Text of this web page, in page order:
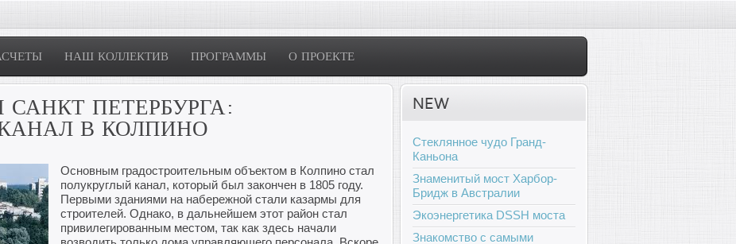
НАШ КОЛЛЕКТИВ ПРОГРАММЫ О ПРОЕКТЕ
ПЕТЕРБУРГА:
В КОЛПИНО
Основным градостроительным объектом в Колпино стал
полукруглый канал, который был закончен в 1805 году.
Первыми зданиями на набережной стали казармы для
строителей. Однако, в дальнейшем этот район стал
привилегированным местом, так как здесь начали
NEW
Стеклянное чудо Гранд-
Каньона
Знаменитый мост Харбор-
Бридж в Австралии
Экоэнергетика DSSH моста
Знакомство с самыми